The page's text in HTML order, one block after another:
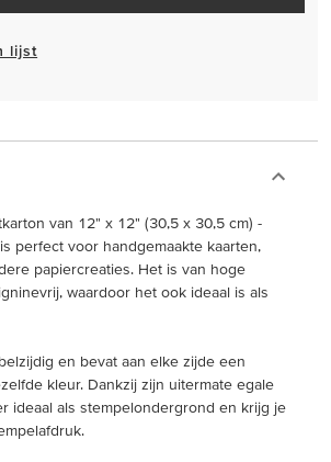
lijst
van 12" x 12" (30,5 x 30,5 cm) -
perfect voor handgemaakte kaarten,
papiercreaties. Het is van hoge
waardoor het ook ideaal is als
en bevat aan elke zijde een
kleur. Dankzij zijn uitermate egale
ideaal als stempelondergrond en krijg je